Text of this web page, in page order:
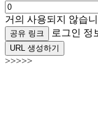
거의 사용되지 않습
공유 링크 로그인 정
URL 생성하기
>>>>>